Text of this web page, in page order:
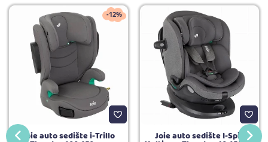
-12%
Joie auto sedište i-Trillo Joie auto sedište I-Spin